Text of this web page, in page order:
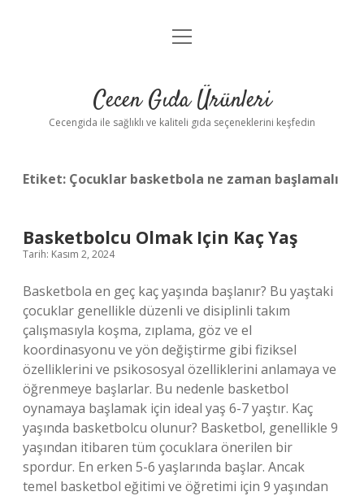
Anasayfa
Yasal Uyarı
menüyü
Cecen Gıda Ürünleri
Cecengida ile sağlıklı ve kaliteli gıda seçeneklerini keşfedin
Etiket: Çocuklar basketbola ne zaman başlamalı
Basketbolcu Olmak Için Kaç Yaş
Tarih: Kasım 2, 2024
Basketbola en geç kaç yaşında başlanır? Bu yaştaki
çocuklar genellikle düzenli ve disiplinli takım
çalışmasıyla koşma, zıplama, göz ve el
koordinasyonu ve yön değiştirme gibi fiziksel
özelliklerini ve psikososyal özelliklerini anlamaya ve
öğrenmeye başlarlar. Bu nedenle basketbol
oynamaya başlamak için ideal yaş 6-7 yaştır. Kaç
yaşında basketbolcu olunur? Basketbol, ​​genellikle 9
yaşından itibaren tüm çocuklara önerilen bir
spordur. En erken 5-6 yaşlarında başlar. Ancak
temel basketbol eğitimi ve öğretimi için 9 yaşından